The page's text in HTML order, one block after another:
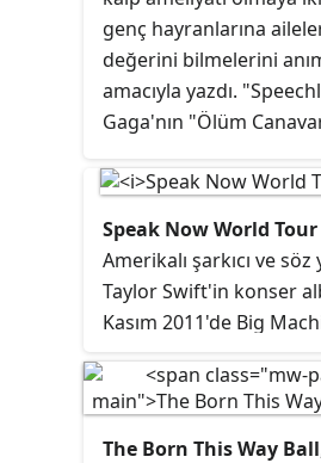
yayımlanacaktı; fakat
müzik şirketi arasındaki
anlaşmazlıktan dolayı
önce yayımlanırken
sonra sadece dijital
yayımlandı.
Ball,
The Fame Monster
yayınlanmasından dört
başladı. Rapçi Kid Cudi
Jason Derülo, turnenin
Amerika ayağı için;
grubu Birleşik Krallık
turnede yer aldı. Virgin
ve Virgin Mobile
Amerika ve Kanada
resmî sponsorudur.
prodüksiyon ekibi,
poster ve konser
"Orbit" olarak
bir mekanizma
genç hayranlarına
değerini bilmelerini
amacıyla yazdı.
Gaga'nın "Ölüm
Speak Now World
Amerikalı şarkıcı ve söz
Taylor Swift'in konser
Kasım 2011'de Big
sanatçının Speak Now
turnesi kapsamında
konserlerdeki
The Born This Way Ball